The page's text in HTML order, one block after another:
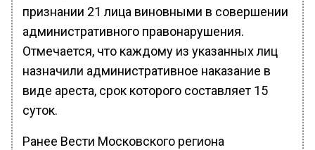
признании 21 лица виновными в совершении
административного правонарушения.
Отмечается, что каждому из указанных лиц
назначили административное наказание в
виде ареста, срок которого составляет 15
суток.
Ранее Вести Московского региона